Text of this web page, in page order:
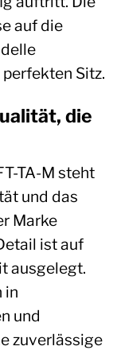
auf die
Sitz.
die
TA-M steht
und das
Marke
ist auf
ausgelegt.
in
und
zuverlässige